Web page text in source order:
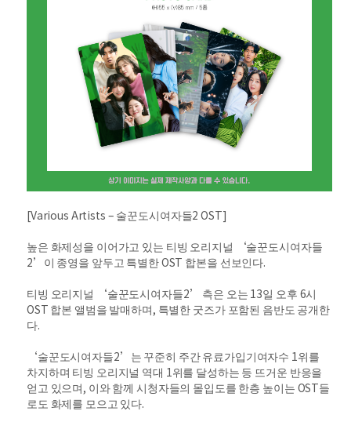
[Various Artists – 술꾼도시여자들2 OST]
높은 화제성을 이어가고 있는 티빙 오리지널 ‘술꾼도시여자들
2’이 종영을 앞두고 특별한 OST 합본을 선보인다.
티빙 오리지널 ‘술꾼도시여자들2’ 측은 오는 13일 오후 6시
OST 합본 앨범을 발매하며, 특별한 굿즈가 포함된 음반도 공개한
다.
‘술꾼도시여자들2’는 꾸준히 주간 유료가입기여자수 1위를
차지하며 티빙 오리지널 역대 1위를 달성하는 등 뜨거운 반응을
얻고 있으며, 이와 함께 시청자들의 몰입도를 한층 높이는 OST들
로도 화제를 모으고 있다.